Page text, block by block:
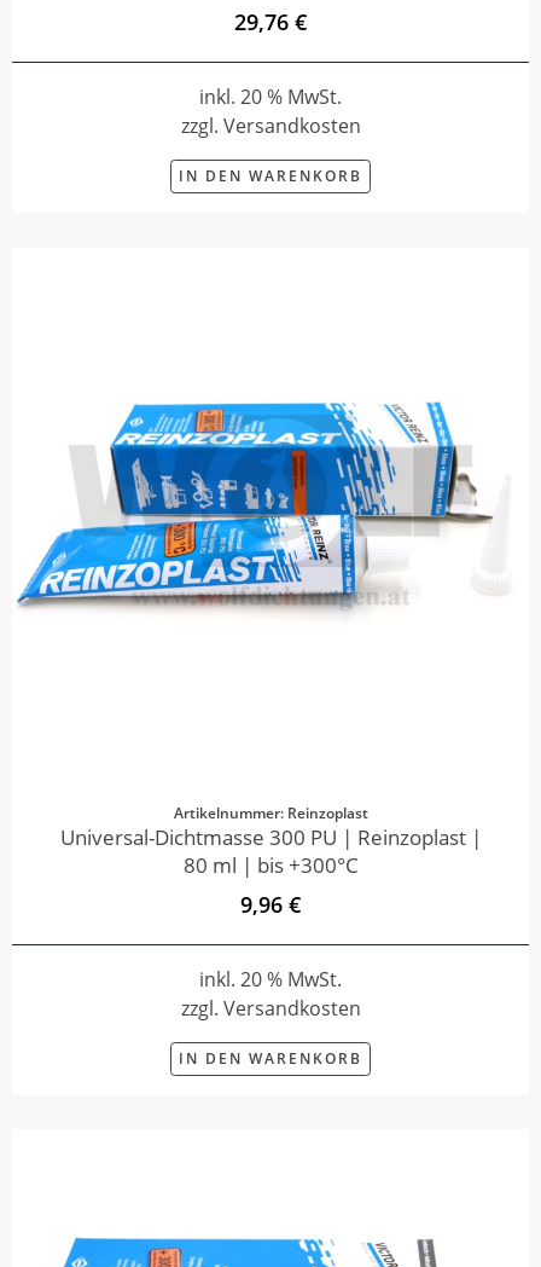
29,76 €
inkl. 20 % MwSt.
zzgl. Versandkosten
IN DEN WARENKORB
Artikelnummer: Reinzoplast
Universal-Dichtmasse 300 PU | Reinzoplast |
80 ml | bis +300°C
9,96 €
inkl. 20 % MwSt.
zzgl. Versandkosten
IN DEN WARENKORB